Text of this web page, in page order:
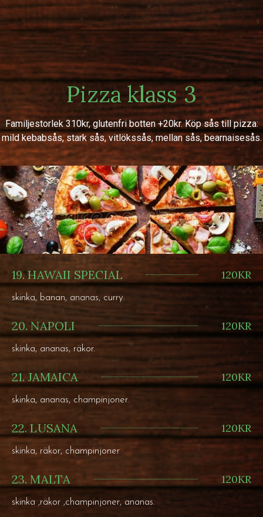
Pizza klass 3
Familjestorlek 310kr, glutenfri botten +20kr. Köp sås till pizza:
mild kebabsås, stark sås, vitlökssås, mellan sås, bearnaisesås.
19. HAWAII SPECIAL 120KR
skinka, banan, ananas, curry.
20. NAPOLI 120KR
skinka, ananas, räkor.
21. JAMAICA 120KR
skinka, ananas, champinjoner.
22. LUSANA 120KR
skinka, räkor, champinjoner.
23. MALTA 120KR
skinka ,räkor ,champinjoner, ananas.